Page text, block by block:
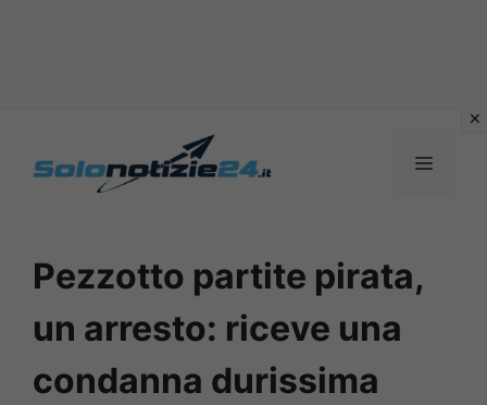
MENU
Pezzotto partite pirata,
un arresto: riceve una
condanna durissima